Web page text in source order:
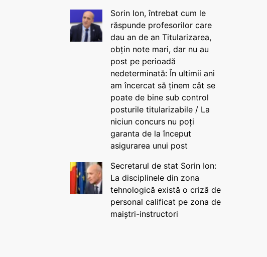
Sorin Ion, întrebat cum le
răspunde profesorilor care
dau an de an Titularizarea,
obțin note mari, dar nu au
post pe perioadă
nedeterminată: În ultimii ani
am încercat să ținem cât se
poate de bine sub control
posturile titularizabile / La
niciun concurs nu poți
garanta de la început
asigurarea unui post
Secretarul de stat Sorin Ion:
La disciplinele din zona
tehnologică există o criză de
personal calificat pe zona de
maiștri-instructori